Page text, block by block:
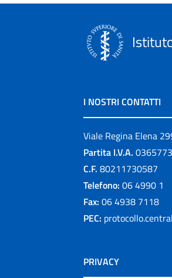
I NOSTRI CONTATTI
Viale Regina Elena
Partita I.V.A.
C.F. 80211730587
Telefono: 06 4990 1
Fax: 06 4938 7118
PEC:
PRIVACY